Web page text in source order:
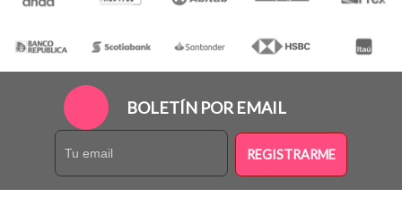
BOLETÍN POR EMAIL
REGISTRARME